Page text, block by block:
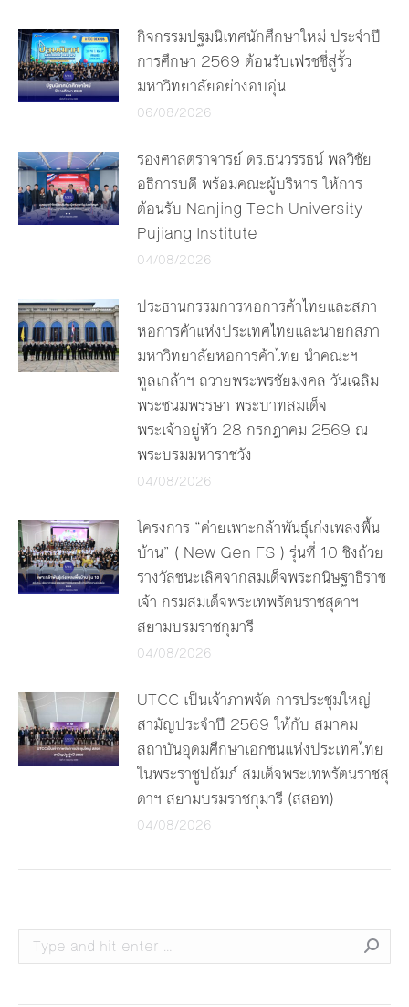
กิจกรรมปฐมนิเทศนักศึกษาใหม่ ประจำปี
การศึกษา 2569 ต้อนรับเฟรชชี่สู่รั้ว
มหาวิทยาลัยอย่างอบอุ่น
06/08/2026
รองศาสตราจารย์ ดร.ธนวรรธน์ พลวิชัย
อธิการบดี พร้อมคณะผู้บริหาร ให้การ
ต้อนรับ Nanjing Tech University
Pujiang Institute
04/08/2026
ประธานกรรมการหอการค้าไทยและสภา
หอการค้าแห่งประเทศไทยและนายกสภา
มหาวิทยาลัยหอการค้าไทย นำคณะฯ
ทูลเกล้าฯ ถวายพระพรชัยมงคล วันเฉลิม
พระชนมพรรษา พระบาทสมเด็จ
พระเจ้าอยู่หัว 28 กรกฎาคม 2569 ณ
พระบรมมหาราชวัง
04/08/2026
โครงการ “ค่ายเพาะกล้าพันธุ์เก่งเพลงพื้น
บ้าน” ( New Gen FS ) รุ่นที่ 10 ชิงถ้วย
รางวัลชนะเลิศจากสมเด็จพระกนิษฐาธิราช
เจ้า กรมสมเด็จพระเทพรัตนราชสุดาฯ
สยามบรมราชกุมารี
04/08/2026
UTCC เป็นเจ้าภาพจัด การประชุมใหญ่
สามัญประจำปี 2569 ให้กับ สมาคม
สถาบันอุดมศึกษาเอกชนแห่งประเทศไทย
ในพระราชูปถัมภ์ สมเด็จพระเทพรัตนราชสุ
ดาฯ สยามบรมราชกุมารี (สสอท)
04/08/2026
Search: